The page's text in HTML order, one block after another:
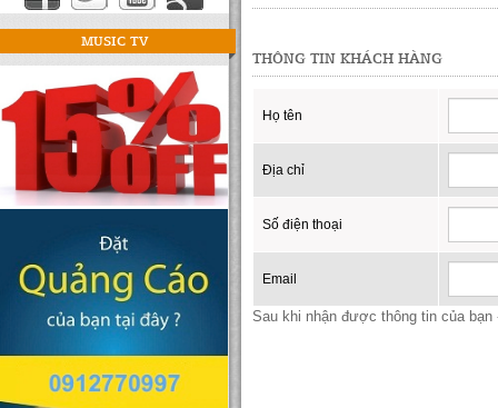
MUSIC TV
THÔNG TIN KHÁCH HÀNG
Họ tên
Địa chỉ
Số điện thoại
Email
Sau khi nhận được thông tin của